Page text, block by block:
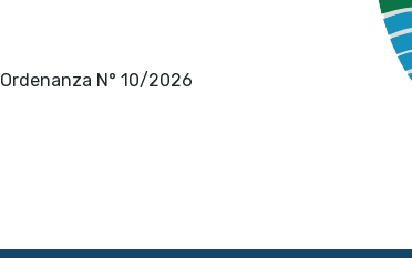
Ordenanza N° 10/2026